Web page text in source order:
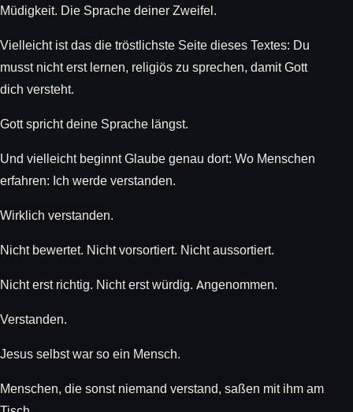
Müdigkeit. Die Sprache deiner Zweifel.
Vielleicht ist das die tröstlichste Seite dieses Textes: Du
musst nicht erst lernen, religiös zu sprechen, damit Gott
dich versteht.
Gott spricht deine Sprache längst.
Und vielleicht beginnt Glaube genau dort: Wo Menschen
erfahren: Ich werde verstanden.
Wirklich verstanden.
Nicht bewertet. Nicht vorsortiert. Nicht aussortiert.
Nicht erst richtig. Nicht erst würdig. Angenommen.
Verstanden.
Jesus selbst war so ein Mensch.
Menschen, die sonst niemand verstand, saßen mit ihm am